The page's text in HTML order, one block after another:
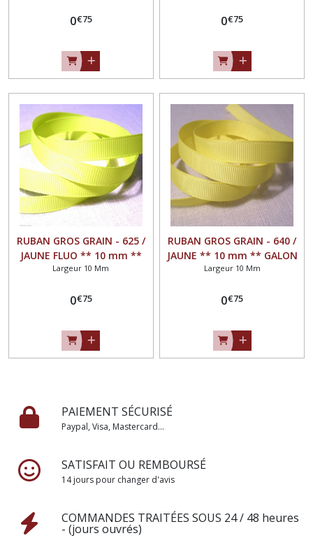
0€75 0€75
RUBAN GROS GRAIN - 625 /
JAUNE FLUO ** 10 mm **
GALON UNI GRAND TEINT -
Largeur 10 Mm
0€75
RUBAN GROS GRAIN - 640 /
JAUNE ** 10 mm ** GALON
UNI GRAND TEINT - vendu
Largeur 10 Mm
0€75
PAIEMENT SÉCURISÉ
Paypal, Visa, Mastercard...
SATISFAIT OU REMBOURSÉ
14 jours pour changer d'avis
COMMANDES TRAITÉES SOUS 24 / 48 heures
- (jours ouvrés)